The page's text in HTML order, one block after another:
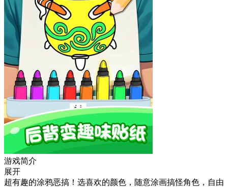
游戏简介
展开
超有趣的涂鸦恶搞！选喜欢的颜色，随意涂画搞怪角色，自由